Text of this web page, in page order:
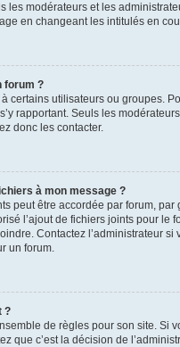
les modérateurs et les
en changeant les intitulés en
forum ?
certains utilisateurs ou groupes.
rapportant. Seuls les
donc les contacter.
à mon message ?
peut être accordée par forum,
l’ajout de fichiers joints pour le
Contactez l’administrateur
un forum.
?
de règles pour son site. Si
que c’est la décision de